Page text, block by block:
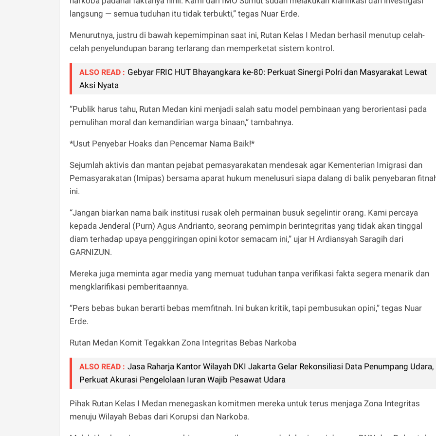
langsung — semua tuduhan itu tidak terbukti,” tegas Nuar Erde.
Menurutnya, justru di bawah kepemimpinan saat ini, Rutan Kelas I Medan berhasil menutup celah-
celah penyelundupan barang terlarang dan memperketat sistem kontrol.
ALSO READ : Gebyar FRIC HUT Bhayangkara ke-80: Perkuat Sinergi Polri dan Masyarakat Lewat
Aksi Nyata
“Publik harus tahu, Rutan Medan kini menjadi salah satu model pembinaan yang berorientasi pada
pemulihan moral dan kemandirian warga binaan,” tambahnya.
*Usut Penyebar Hoaks dan Pencemar Nama Baik!*
Sejumlah aktivis dan mantan pejabat pemasyarakatan mendesak agar Kementerian Imigrasi dan
Pemasyarakatan (Imipas) bersama aparat hukum menelusuri siapa dalang di balik penyebaran
ini.
“Jangan biarkan nama baik institusi rusak oleh permainan busuk segelintir orang. Kami percaya
kepada Jenderal (Purn) Agus Andrianto, seorang pemimpin berintegritas yang tidak akan tinggal
diam terhadap upaya penggiringan opini kotor semacam ini,” ujar H Ardiansyah Saragih dari
GARNIZUN.
Mereka juga meminta agar media yang memuat tuduhan tanpa verifikasi fakta segera menarik dan
mengklarifikasi pemberitaannya.
“Pers bebas bukan berarti bebas memfitnah. Ini bukan kritik, tapi pembusukan opini,” tegas Nuar
Erde.
Rutan Medan Komit Tegakkan Zona Integritas Bebas Narkoba
ALSO READ : Jasa Raharja Kantor Wilayah DKI Jakarta Gelar Rekonsiliasi Data Penumpang Udara,
Perkuat Akurasi Pengelolaan Iuran Wajib Pesawat Udara
Pihak Rutan Kelas I Medan menegaskan komitmen mereka untuk terus menjaga Zona Integritas
menuju Wilayah Bebas dari Korupsi dan Narkoba.